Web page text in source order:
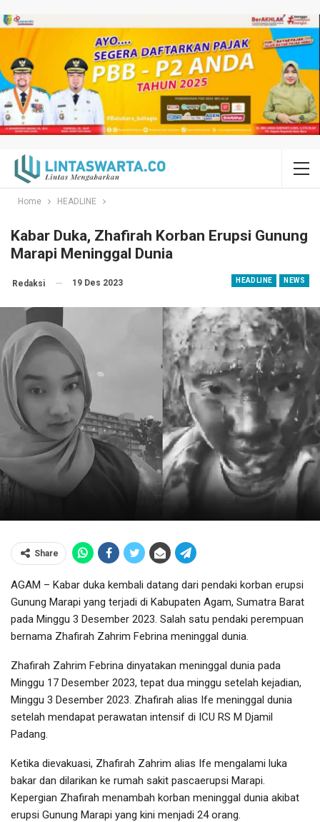
Home HEADLINE
Kabar Duka, Zhafirah Korban Erupsi Gunung
Marapi Meninggal Dunia
HEADLINE NEWS
Redaksi 19 Des 2023
Share
AGAM – Kabar duka kembali datang dari pendaki korban erupsi
Gunung Marapi yang terjadi di Kabupaten Agam, Sumatra Barat
pada Minggu 3 Desember 2023. Salah satu pendaki perempuan
bernama Zhafirah Zahrim Febrina meninggal dunia.
Zhafirah Zahrim Febrina dinyatakan meninggal dunia pada
Minggu 17 Desember 2023, tepat dua minggu setelah kejadian,
Minggu 3 Desember 2023. Zhafirah alias Ife meninggal dunia
setelah mendapat perawatan intensif di ICU RS M Djamil
Padang.
Ketika dievakuasi, Zhafirah Zahrim alias Ife mengalami luka
bakar dan dilarikan ke rumah sakit pascaerupsi Marapi.
Kepergian Zhafirah menambah korban meninggal dunia akibat
erupsi Gunung Marapi yang kini menjadi 24 orang.